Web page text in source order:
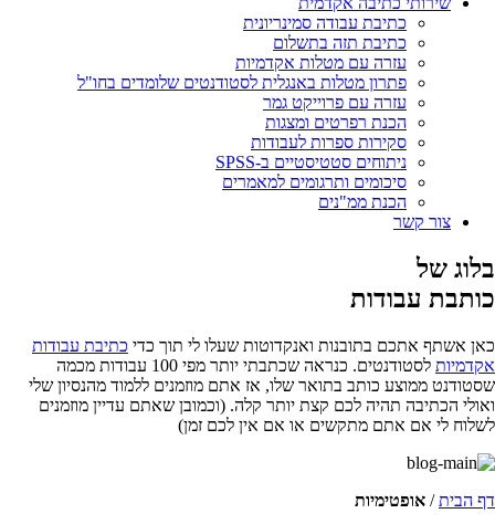
כתיבת עבודה סמינריונית
כתיבת תזה בתשלום
עזרה עם מטלות אקדמיות
פתרון מטלות באנגלית לסטודנטים שלומדים בחו"ל
עזרה עם פרוייקט גמר
הכנת רפרטים ומצגות
סקירות ספרות לעבודות
ניתוחים סטטיסטיים ב-SPSS
סיכומים ותרגומים למאמרים
הכנת ממ"נים
צור קשר
בלוג של
כותבת עבודות
כאן אשתף אתכם בתובנות ואנקדוטות שעלו לי תוך כדי כתיבת עבודות
אקדמיות
לסטודנטים. כנראה שכתבתי יותר מפי 100 עבודות מכמה
שסטודנט ממוצע כותב בתואר שלו, אז אתם מוזמנים ללמוד מהנסיון שלי
ואולי הכתיבה תהיה לכם קצת יותר קלה. (וכמובן שאתם עדיין מוזמנים
לשלוח לי אם אתם מתקשים או אם אין לכם זמן)
דף הבית/ אופטימיות